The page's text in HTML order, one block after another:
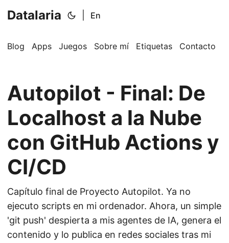
Datalaria En
Blog Apps Juegos Sobre mí Etiquetas Contacto
Autopilot - Final: De
Localhost a la Nube
con GitHub Actions y
CI/CD
Capítulo final de Proyecto Autopilot. Ya no
ejecuto scripts en mi ordenador. Ahora, un simple
'git push' despierta a mis agentes de IA, genera el
contenido y lo publica en redes sociales tras mi
🔍 Ops Engineering Copilot
¡Hola! Soy tu asistente de Operations Engineering.
Pregúntame sobre S&OP, proyectos, productos o
equipos.